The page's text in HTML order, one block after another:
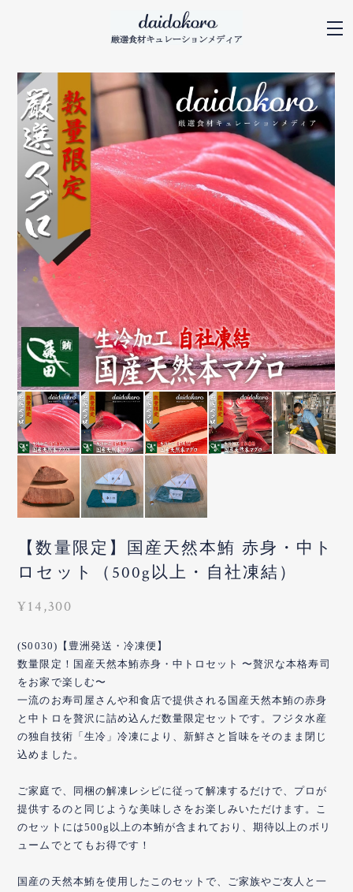
【数量限定】国産天然本鮪 赤身・中ト
ロセット（500g以上・自社凍結）
¥14,300
(S0030)【豊洲発送・冷凍便】
数量限定！国産天然本鮪赤身・中トロセット 〜贅沢な本格寿司
をお家で楽しむ〜
一流のお寿司屋さんや和食店で提供される国産天然本鮪の赤身
と中トロを贅沢に詰め込んだ数量限定セットです。フジタ水産
の独自技術「生冷」冷凍により、新鮮さと旨味をそのまま閉じ
込めました。
ご家庭で、同梱の解凍レシピに従って解凍するだけで、プロが
提供するのと同じような美味しさをお楽しみいただけます。こ
のセットには500g以上の本鮪が含まれており、期待以上のボリ
ュームでとてもお得です！
国産の天然本鮪を使用したこのセットで、ご家族やご友人と一